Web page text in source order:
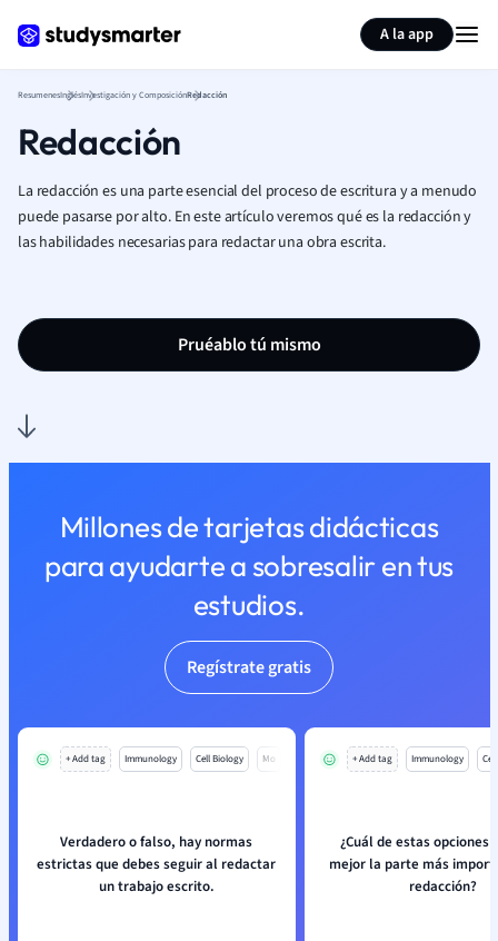
A la app
ResumenesInglésInvestigación y ComposiciónRedacción
Redacción
La redacción es una parte esencial del proceso de escritura y a menudo
puede pasarse por alto. En este artículo veremos qué es la redacción y
las habilidades necesarias para redactar una obra escrita.
Pruéablo tú mismo
Millones de tarjetas didácticas
para ayudarte a sobresalir en tus
estudios.
Regístrate gratis
+ Add tag Immunology Cell Biology Mo
Verdadero o falso, hay normas
estrictas que debes seguir al redactar
un trabajo escrito.
+ Add tag Immunology
¿Cuál de estas opciones
mejor la parte más
redacción?
Resumir página